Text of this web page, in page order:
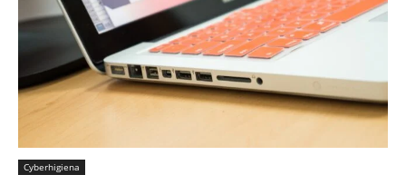
Cyberhigiena